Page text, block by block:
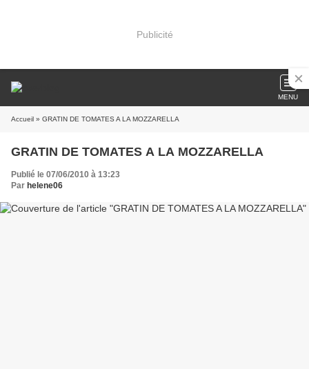
Publicité
MENU
Accueil » GRATIN DE TOMATES A LA MOZZARELLA
GRATIN DE TOMATES A LA MOZZARELLA
Publié le 07/06/2010 à 13:23
Par helene06